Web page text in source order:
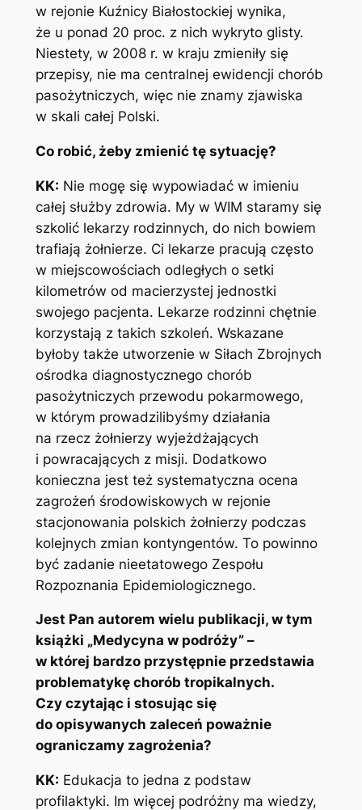
w rejonie Kuźnicy Białostockiej wynika,
że u ponad 20 proc. z nich wykryto glisty.
Niestety, w 2008 r. w kraju zmieniły się
przepisy, nie ma centralnej ewidencji chorób
pasożytniczych, więc nie znamy zjawiska
w skali całej Polski.
Co robić, żeby zmienić tę sytuację?
KK: Nie mogę się wypowiadać w imieniu
całej służby zdrowia. My w WIM staramy się
szkolić lekarzy rodzinnych, do nich bowiem
trafiają żołnierze. Ci lekarze pracują często
w miejscowościach odległych o setki
kilometrów od macierzystej jednostki
swojego pacjenta. Lekarze rodzinni chętnie
korzystają z takich szkoleń. Wskazane
byłoby także utworzenie w Siłach Zbrojnych
ośrodka diagnostycznego chorób
pasożytniczych przewodu pokarmowego,
w którym prowadzilibyśmy działania
na rzecz żołnierzy wyjeżdżających
i powracających z misji. Dodatkowo
konieczna jest też systematyczna ocena
zagrożeń środowiskowych w rejonie
stacjonowania polskich żołnierzy podczas
kolejnych zmian kontyngentów. To powinno
być zadanie nieetatowego Zespołu
Rozpoznania Epidemiologicznego.
Jest Pan autorem wielu publikacji, w tym
książki „Medycyna w podróży” –
w której bardzo przystępnie przedstawia
problematykę chorób tropikalnych.
Czy czytając i stosując się
do opisywanych zaleceń poważnie
ograniczamy zagrożenia?
KK: Edukacja to jedna z podstaw
profilaktyki. Im więcej podróżny ma wiedzy,